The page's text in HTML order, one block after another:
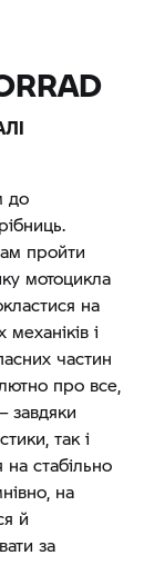
до
пройти
мотоцикла
на
і
частин
про все,
завдяки
так і
на стабільно
на
й
за